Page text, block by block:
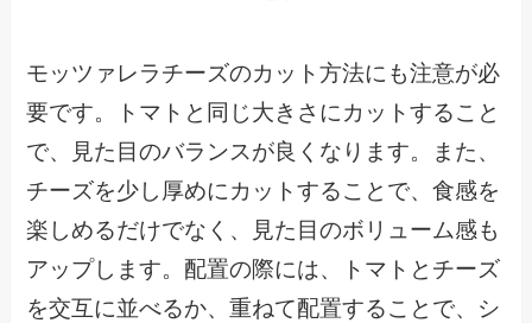
モッツァレラチーズのカット方法にも注意が必
要です。トマトと同じ大きさにカットすること
で、見た目のバランスが良くなります。また、
チーズを少し厚めにカットすることで、食感を
楽しめるだけでなく、見た目のボリューム感も
アップします。配置の際には、トマトとチーズ
を交互に並べるか、重ねて配置することで、シ